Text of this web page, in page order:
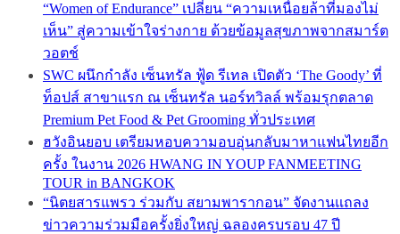
“Women of Endurance” เปลี่ยน “ความเหนื่อยล้าที่มองไม่
เห็น” สู่ความเข้าใจร่างกาย ด้วยข้อมูลสุขภาพจากสมาร์ต
วอตช์
SWC ผนึกกำลัง เซ็นทรัล ฟู้ด รีเทล เปิดตัว ‘The Goody’ ที่
ท็อปส์ สาขาแรก ณ เซ็นทรัล นอร์ทวิลล์ พร้อมรุกตลาด
Premium Pet Food & Pet Grooming ทั่วประเทศ
ฮวังอินยอบ เตรียมหอบความอบอุ่นกลับมาหาแฟนไทยอีก
ครั้ง ในงาน 2026 HWANG IN YOUP FANMEETING
TOUR in BANGKOK
“นิตยสารแพรว ร่วมกับ สยามพารากอน” จัดงานแถลง
ข่าวความร่วมมือครั้งยิ่งใหญ่ ฉลองครบรอบ 47 ปี